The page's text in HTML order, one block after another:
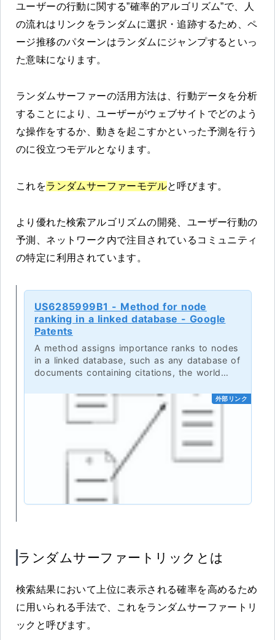
ユーザーの行動に関する”確率的アルゴリズム”で、人
の流れはリンクをランダムに選択・追跡するため、ペ
ージ推移のパターンはランダムにジャンプするといっ
た意味になります。
ランダムサーファーの活用方法は、行動データを分析
することにより、ユーザーがウェブサイトでどのよう
な操作をするか、動きを起こすかといった予測を行う
のに役立つモデルとなります。
これをランダムサーファーモデルと呼びます。
より優れた検索アルゴリズムの開発、ユーザー行動の
予測、ネットワーク内で注目されているコミュニティ
の特定に利用されています。
US6285999B1 - Method for node
ranking in a linked database - Google
Patents
A method assigns importance ranks to nodes
in a linked database, such as any database of
documents containing citations, the world
The rank assigned to a document is
calculated from the ranks of documents citing
it. In addition, the rank of a document is
calculated from a constant representing the
probability that a browser through the
database will randomly jump to the
document. The method is particularly useful in
enhancing the performance of search engine
the world wide web, whose documents have
外部リンク
ランダムサーファートリックとは
検索結果において上位に表示される確率を高めるため
に用いられる手法で、これをランダムサーファートリ
ックと呼びます。